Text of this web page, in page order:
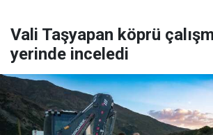
Vali Taşyapan köprü
yerinde inceledi